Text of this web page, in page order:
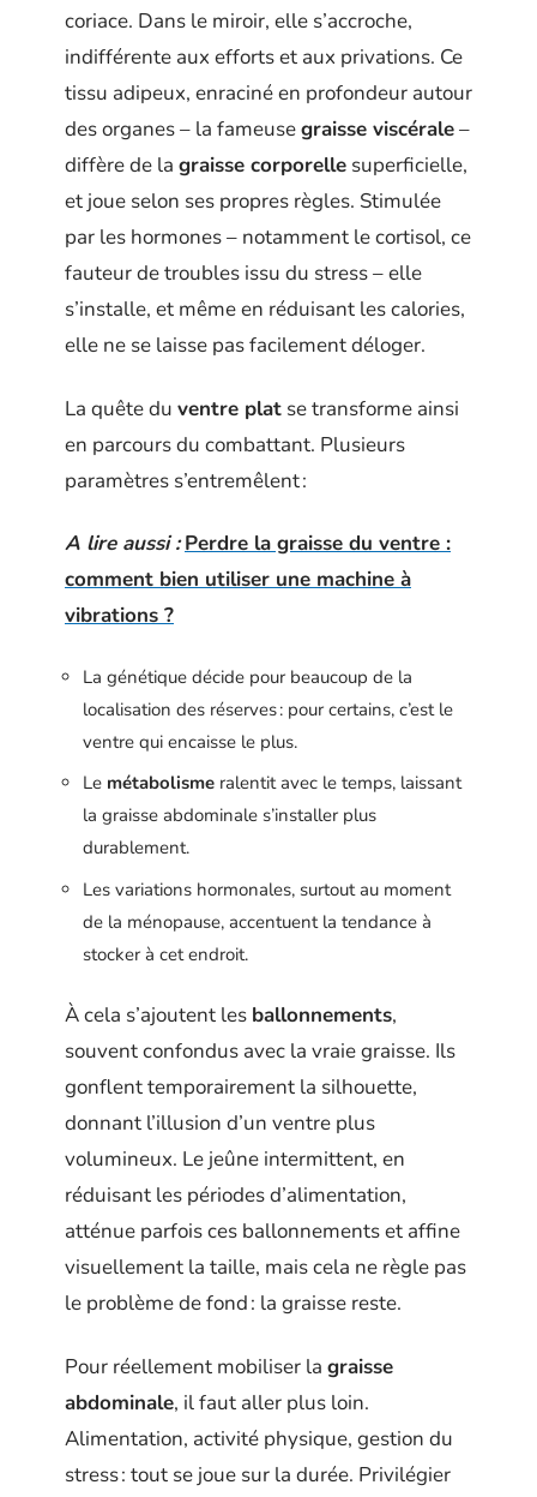
coriace. Dans le miroir, elle s’accroche,
indifférente aux efforts et aux privations. Ce
tissu adipeux, enraciné en profondeur autour
des organes – la fameusegraisse viscérale–
diffère de la graisse corporelle superficielle,
et joue selon ses propres règles. Stimulée
par les hormones – notamment le cortisol, ce
fauteur de troubles issu du stress – elle
s’installe, et même en réduisant les calories,
elle ne se laisse pas facilement déloger.
La quête du ventre plat se transforme ainsi
en parcours du combattant. Plusieurs
paramètres s’entremêlent :
A lire aussi : Perdre la graisse du ventre :
comment bien utiliser une machine à
vibrations ?
La génétique décide pour beaucoup de la
localisation des réserves : pour certains, c’est le
ventre qui encaisse le plus.
Le métabolisme ralentit avec le temps, laissant
la graisse abdominale s’installer plus
durablement.
Les variations hormonales, surtout au moment
de la ménopause, accentuent la tendance à
stocker à cet endroit.
À cela s’ajoutent les ballonnements,
souvent confondus avec la vraie graisse. Ils
gonflent temporairement la silhouette,
donnant l’illusion d’un ventre plus
volumineux. Le jeûne intermittent, en
réduisant les périodes d’alimentation,
atténue parfois ces ballonnements et affine
visuellement la taille, mais cela ne règle pas
le problème de fond : la graisse reste.
Pour réellement mobiliser la graisse
abdominale, il faut aller plus loin.
Alimentation, activité physique, gestion du
stress : tout se joue sur la durée. Privilégier